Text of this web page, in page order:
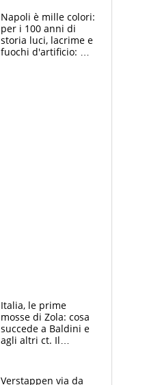
bigliettini
Napoli è mille colori:
per i 100 anni di
storia luci, lacrime e
fuochi d'artificio: De
Italia, le prime
mosse di Zola: cosa
succede a Baldini e
agli altri ct. Il
azzurri
Verstappen via da